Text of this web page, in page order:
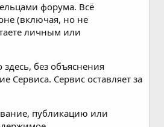
форума. Всё
(включая, но не
личным или
без объяснения
Сервис оставляет за
публикацию или